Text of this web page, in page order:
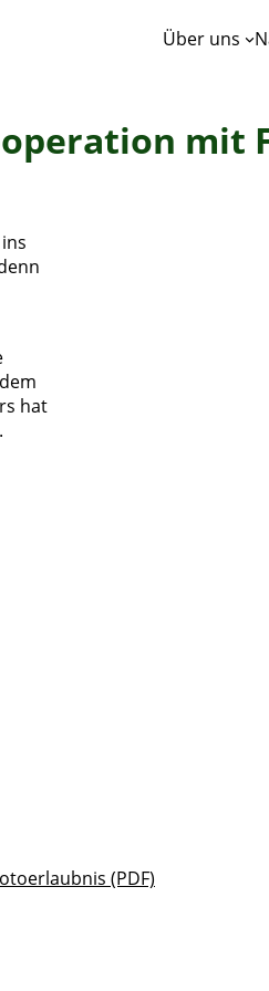
Über uns
mit
hat
(PDF)